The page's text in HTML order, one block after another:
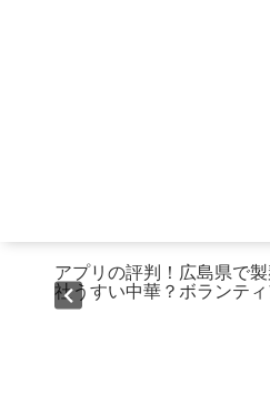
アプリの評判！広島県で
社うすい中華？ボランテ